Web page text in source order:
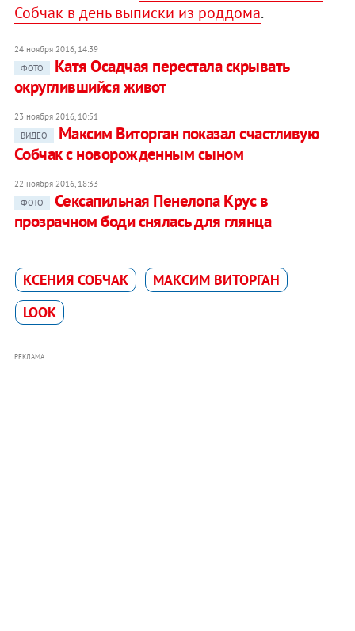
Собчак в день выписки из роддома.
24 ноября 2016, 14:39
ФОТО
Катя Осадчая перестала скрывать
округлившийся живот
23 ноября 2016, 10:51
ВИДЕО
Максим Виторган показал счастливую
Собчак с новорожденным сыном
22 ноября 2016, 18:33
ФОТО
Сексапильная Пенелопа Крус в
прозрачном боди снялась для глянца
КСЕНИЯ СОБЧАК
МАКСИМ ВИТОРГАН
LOOK
РЕКЛАМА